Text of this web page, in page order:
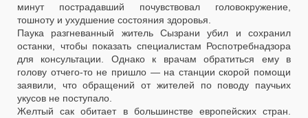
минут пострадавший почувствовал головокружение,
тошноту и ухудшение состояния здоровья.
Паука разгневанный житель Сызрани убил и сохранил
останки, чтобы показать специалистам Роспотребнадзора
для консультации. Однако к врачам обратиться ему в
голову отчего-то не пришло — на станции скорой помощи
заявили, что обращений от жителей по поводу паучьих
укусов не поступало.
Желтый сак обитает в большинстве европейских стран.